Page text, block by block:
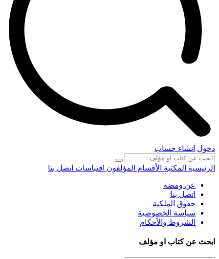
دخول انشاء حساب
الرئيسية المكتبة الأقسام المؤلفون اقتباسات اتصل بنا
عن ومضة
اتصل بنا
حقوق الملكية
سياسة الخصوصية
الشروط والأحكام
ابحث عن كتاب او مؤلف